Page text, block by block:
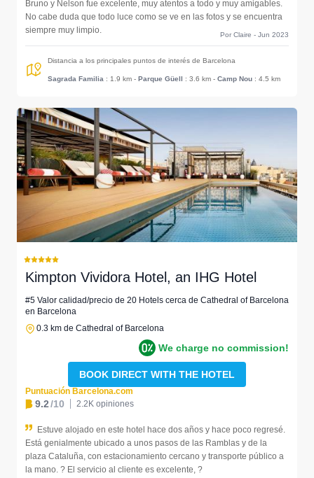
Bruno y Nelson fue excelente, muy atentos a todo y muy amigables.
No cabe duda que todo luce como se ve en las fotos y se encuentra
siempre muy limpio.
Por Claire - Jun 2023
Distancia a los principales puntos de interés de Barcelona
Sagrada Familia : 1.9 km - Parque Güell : 3.6 km - Camp Nou : 4.5 km
Kimpton Vividora Hotel, an IHG Hotel
#5 Valor calidad/precio de 20 Hotels cerca de Cathedral of Barcelona
en Barcelona
0.3 km de Cathedral of Barcelona
We charge no commission!
BOOK DIRECT WITH THE HOTEL
Puntuación Barcelona.com
9.2/10 2.2K opiniones
Estuve alojado en este hotel hace dos años y hace poco regresé.
Está genialmente ubicado a unos pasos de las Ramblas y de la
plaza Cataluña, con estacionamiento cercano y transporte público a
la mano. ? El servicio al cliente es excelente, ?